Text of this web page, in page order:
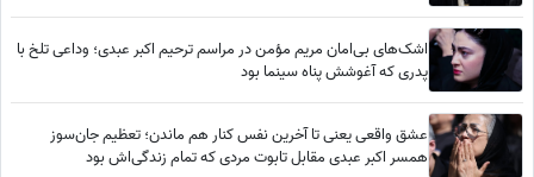
اشک‌های بی‌امان مریم مؤمن در مراسم ترحیم اکبر عبدی؛ وداعی تلخ با
پدری که آغوشش پناه سینما بود
عشق واقعی یعنی تا آخرین نفس کنار هم ماندن؛ تعظیم جان‌سوز
همسر اکبر عبدی مقابل تابوت مردی که تمام زندگی‌اش بود